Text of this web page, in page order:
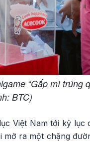
“Gắp mì trúng
BTC)
Việt Nam tới kỷ lục
mở ra một chặng